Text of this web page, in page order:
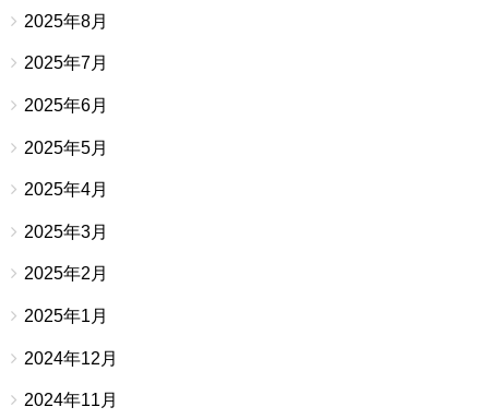
2025年8月
2025年7月
2025年6月
2025年5月
2025年4月
2025年3月
2025年2月
2025年1月
2024年12月
2024年11月